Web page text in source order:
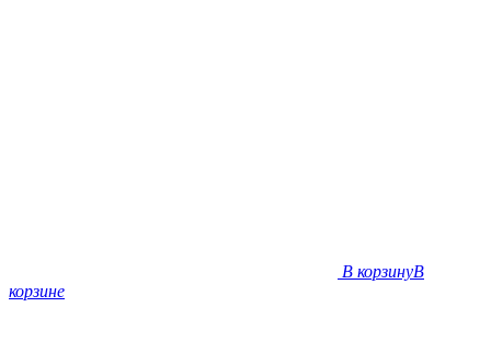
В корзинуВ
корзине